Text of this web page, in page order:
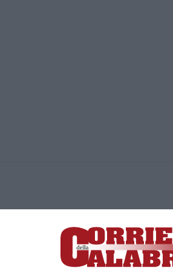
Lamezia Terme (CZ)
responsabile Paola Militano |Privacy